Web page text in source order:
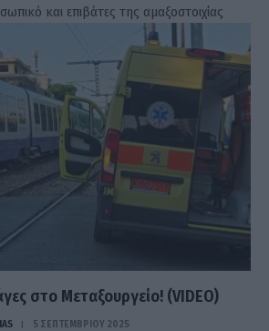
και επιβάτες της αμαξοστοιχίας
στο Μεταξουργείο! (VIDEO)
5 ΣΕΠΤΕΜΒΡΊΟΥ 2025